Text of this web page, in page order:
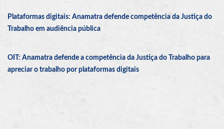
Plataformas digitais: Anamatra defende competência da Justiça do
Trabalho em audiência pública
OIT: Anamatra defende a competência da Justiça do Trabalho para
apreciar o trabalho por plataformas digitais